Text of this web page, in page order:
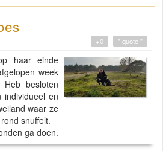
" quote "
+0
haar einde
week
besloten
individueel en
waar ze
snuffelt.
ga doen.